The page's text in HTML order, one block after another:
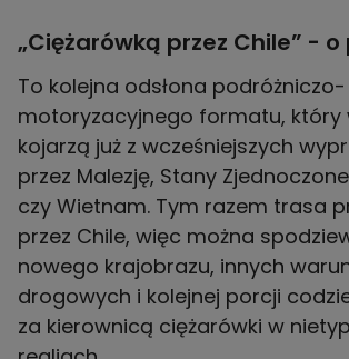
„Ciężarówką przez Chile” -
To kolejna odsłona podróżniczo-
motoryzacyjnego formatu, który
kojarzą już z wcześniejszych
przez Malezję, Stany
czy Wietnam. Tym razem trasa
przez Chile, więc można
nowego krajobrazu, innych
drogowych i kolejnej porcji
za kierownicą ciężarówki w